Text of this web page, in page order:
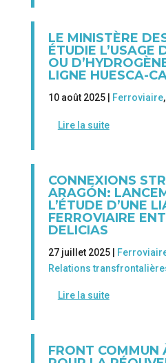
LE MINISTÈRE
ÉTUDIE L’USAGE
OU
LIGNE HUESCA-
10 août 2025 | Ferroviaire,
Lire la suite
CONNEXIONS
ARAGÓN:
L’ÉTUDE D’UNE
FERROVIAIRE
DELICIAS
27 juillet 2025 |
Relations
Lire la suite
FRONT COMMUN